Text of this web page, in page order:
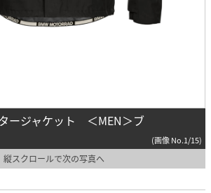
ージャケット ＜MEN＞ブ
(画像 No.1/15)
縦スクロールで次の写真へ